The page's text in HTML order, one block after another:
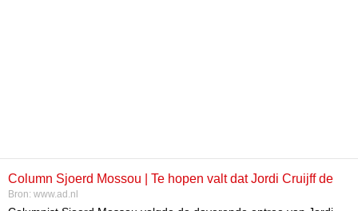
Column Sjoerd Mossou | Te hopen valt dat Jordi Cruijff de
mensenkennis van zijn moeder heeft
Bron: www.ad.nl